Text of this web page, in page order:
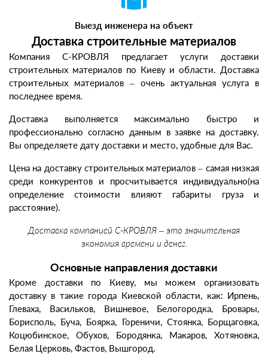
Выезд инженера на объект
Доставка строительные материалов
Компания С-КРОВЛЯ предлагает услуги доставки
строительных материалов по Киеву и области. Доставка
строительных материалов – очень актуальная услуга в
последнее время.
Доставка выполняется максимально быстро и
профессионально согласно данным в заявке на доставку.
Вы определяете дату доставки и место, удобные для Вас.
Цена на доставку строительных материалов – самая низкая
среди конкурентов и просчитывается индивидуально(на
определение стоимости влияют габариты груза и
расстояние).
Доставка компанией С-КРОВЛЯ – это значительная
экономия времени и денег.
Основные направления доставки
Кроме доставки по Киеву, мы можем организовать
доставку в такие города Киевской области, как: Ирпень,
Глеваха, Васильков, Вишневое, Белогородка, Бровары,
Борисполь, Буча, Боярка, Гореничи, Стоянка, Борщаговка,
Коцюбинское, Обухов, Бородянка, Макаров, Хотяновка,
Белая Церковь, Фастов, Вышгород.